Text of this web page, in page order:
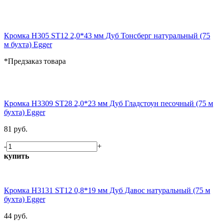
Кромка H305 ST12 2,0*43 мм Дуб Тонсберг натуральный (75
м бухта) Egger
*Предзаказ товара
Кромка H3309 ST28 2,0*23 мм Дуб Гладстоун песочный (75 м
бухта) Egger
81 руб.
-
+
купить
Кромка H3131 ST12 0,8*19 мм Дуб Давос натуральный (75 м
бухта) Egger
44 руб.